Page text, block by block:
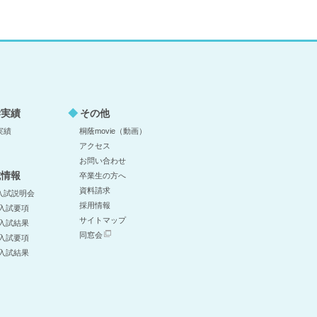
績
績
報
試説明会
試要項
試結果
試要項
試結果
その他
桐蔭movie（動画）
アクセス
お問い合わせ
卒業生の方へ
資料請求
採用情報
サイトマップ
同窓会